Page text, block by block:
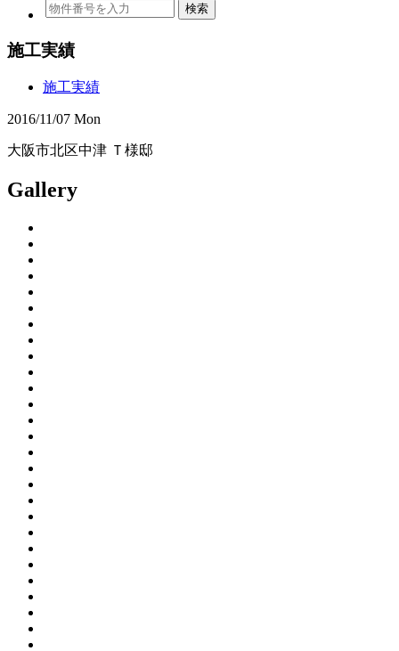
検索
施工実績
施工実績
2016/11/07 Mon
大阪市北区中津 Ｔ様邸
Gallery